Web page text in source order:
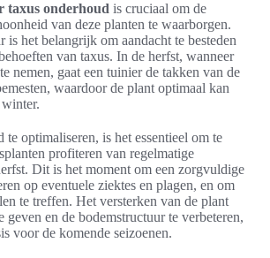
taxus onderhoud is cruciaal om de
van deze planten te waarborgen.
is het belangrijk om aandacht te besteden
van taxus. In de herfst, wanneer
nemen, gaat een tuinier de takken van de
waardoor de plant optimaal kan
te optimaliseren, is het essentieel om te
profiteren van regelmatige
Dit is het moment om een zorgvuldige
op eventuele ziektes en plagen, en om
te treffen. Het versterken van de plant
en de bodemstructuur te verbeteren,
voor de komende seizoenen.